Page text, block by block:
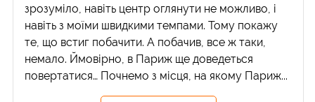
зрозуміло, навіть центр оглянути не можливо, і
навіть з моїми швидкими темпами. Тому покажу
те, що встиг побачити. А побачив, все ж таки,
немало. Ймовірно, в Париж ще доведеться
повертатися… Почнемо з місця, на якому Париж...